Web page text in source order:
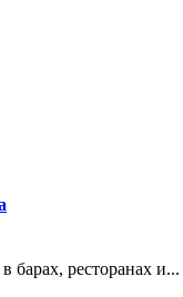
барах, ресторанах и...